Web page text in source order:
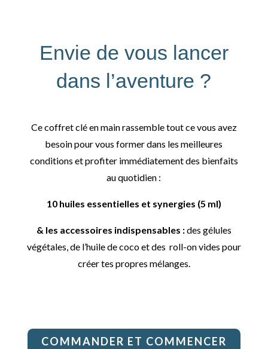
Envie de vous lancer
dans l’aventure ?
Ce coffret clé en main rassemble tout ce vous avez
besoin pour vous former dans les meilleures
conditions et profiter immédiatement des bienfaits
au quotidien :
10 huiles essentielles et synergies (5 ml)
& les accessoires indispensables :des gélules
végétales, de l’huile de coco et des roll-on vides pour
créer tes propres mélanges.
COMMANDER ET COMMENCER